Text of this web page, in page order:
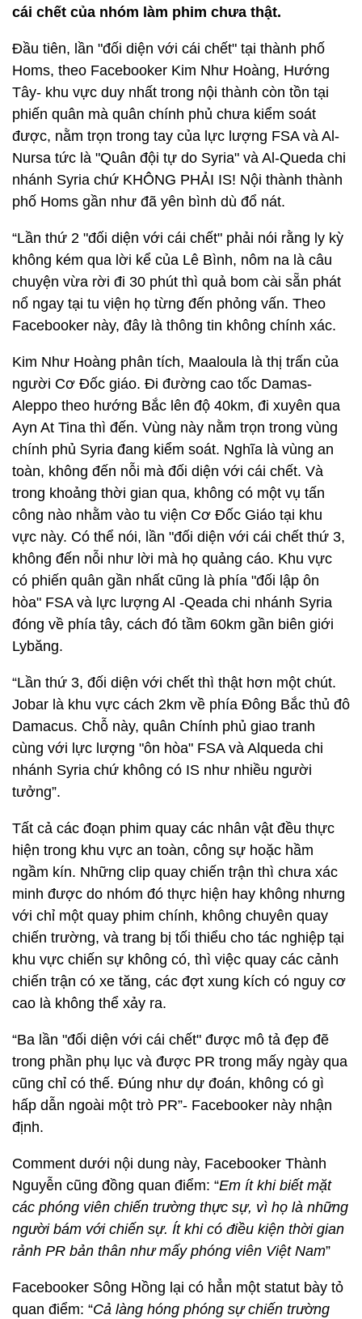
cái chết của nhóm làm phim chưa thật.
Đầu tiên, lần "đối diện với cái chết" tại thành phố
Homs, theo Facebooker Kim Như Hoàng, Hướng
Tây- khu vực duy nhất trong nội thành còn tồn tại
phiến quân mà quân chính phủ chưa kiểm soát
được, nằm trọn trong tay của lực lượng FSA và Al-
Nursa tức là "Quân đội tự do Syria" và Al-Queda chi
nhánh Syria chứ KHÔNG PHẢI IS! Nội thành thành
phố Homs gần như đã yên bình dù đổ nát.
“Lần thứ 2 "đối diện với cái chết" phải nói rằng ly kỳ
không kém qua lời kể của Lê Bình, nôm na là câu
chuyện vừa rời đi 30 phút thì quả bom cài sẵn phát
nổ ngay tại tu viện họ từng đến phỏng vấn. Theo
Facebooker này, đây là thông tin không chính xác.
Kim Như Hoàng phân tích, Maaloula là thị trấn của
người Cơ Đốc giáo. Đi đường cao tốc Damas-
Aleppo theo hướng Bắc lên độ 40km, đi xuyên qua
Ayn At Tina thì đến. Vùng này nằm trọn trong vùng
chính phủ Syria đang kiểm soát. Nghĩa là vùng an
toàn, không đến nỗi mà đối diện với cái chết. Và
trong khoảng thời gian qua, không có một vụ tấn
công nào nhằm vào tu viện Cơ Đốc Giáo tại khu
vực này. Có thể nói, lần "đối diện với cái chết thứ 3,
không đến nỗi như lời mà họ quảng cáo. Khu vực
có phiến quân gần nhất cũng là phía "đối lập ôn
hòa" FSA và lực lượng Al -Qeada chi nhánh Syria
đóng về phía tây, cách đó tầm 60km gần biên giới
Lybăng.
“Lần thứ 3, đối diện với chết thì thật hơn một chút.
Jobar là khu vực cách 2km về phía Đông Bắc thủ đô
Damacus. Chỗ này, quân Chính phủ giao tranh
cùng với lực lượng "ôn hòa" FSA và Alqueda chi
nhánh Syria chứ không có IS như nhiều người
tưởng”.
Tất cả các đoạn phim quay các nhân vật đều thực
hiện trong khu vực an toàn, công sự hoặc hầm
ngầm kín. Những clip quay chiến trận thì chưa xác
minh được do nhóm đó thực hiện hay không nhưng
với chỉ một quay phim chính, không chuyên quay
chiến trường, và trang bị tối thiểu cho tác nghiệp tại
khu vực chiến sự không có, thì việc quay các cảnh
chiến trận có xe tăng, các đợt xung kích có nguy cơ
cao là không thể xảy ra.
“Ba lần "đối diện với cái chết" được mô tả đẹp đẽ
trong phần phụ lục và được PR trong mấy ngày qua
cũng chỉ có thế. Đúng như dự đoán, không có gì
hấp dẫn ngoài một trò PR”- Facebooker này nhận
định.
Comment dưới nội dung này, Facebooker Thành
Nguyễn cũng đồng quan điểm: “Em ít khi biết mặt
các phóng viên chiến trường thực sự, vì họ là những
người bám với chiến sự. Ít khi có điều kiện thời gian
rảnh PR bản thân như mấy phóng viên Việt Nam”
Facebooker Sông Hồng lại có hẳn một statut bày tỏ
quan điểm: “Cả làng hóng phóng sự chiến trường